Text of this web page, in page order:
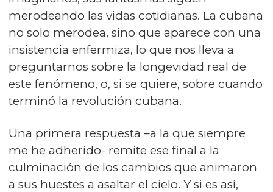
merodeando las vidas cotidianas. La cubana
no solo merodea, sino que aparece con una
insistencia enfermiza, lo que nos lleva a
preguntarnos sobre la longevidad real de
este fenómeno, o, si se quiere, sobre cuando
terminó la revolución cubana.
Una primera respuesta –a la que siempre
me he adherido- remite ese final a la
culminación de los cambios que animaron
a sus huestes a asaltar el cielo. Y si es así,